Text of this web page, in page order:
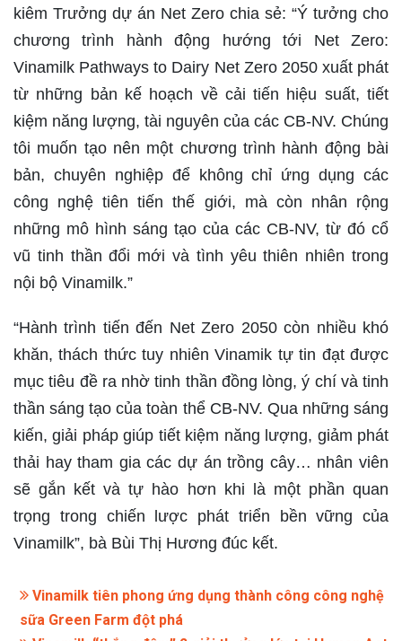
kiêm Trưởng dự án Net Zero chia sẻ: “Ý tưởng cho
chương trình hành động hướng tới Net Zero:
Vinamilk Pathways to Dairy Net Zero 2050 xuất phát
từ những bản kế hoạch về cải tiến hiệu suất, tiết
kiệm năng lượng, tài nguyên của các CB-NV. Chúng
tôi muốn tạo nên một chương trình hành động bài
bản, chuyên nghiệp để không chỉ ứng dụng các
công nghệ tiên tiến thế giới, mà còn nhân rộng
những mô hình sáng tạo của các CB-NV, từ đó cổ
vũ tinh thần đổi mới và tình yêu thiên nhiên trong
nội bộ Vinamilk.”
“Hành trình tiến đến Net Zero 2050 còn nhiều khó
khăn, thách thức tuy nhiên Vinamik tự tin đạt được
mục tiêu đề ra nhờ tinh thần đồng lòng, ý chí và tinh
thần sáng tạo của toàn thể CB-NV. Qua những sáng
kiến, giải pháp giúp tiết kiệm năng lượng, giảm phát
thải hay tham gia các dự án trồng cây… nhân viên
sẽ gắn kết và tự hào hơn khi là một phần quan
trọng trong chiến lược phát triển bền vững của
Vinamilk”, bà Bùi Thị Hương đúc kết.
Vinamilk tiên phong ứng dụng thành công công nghệ
sữa Green Farm đột phá